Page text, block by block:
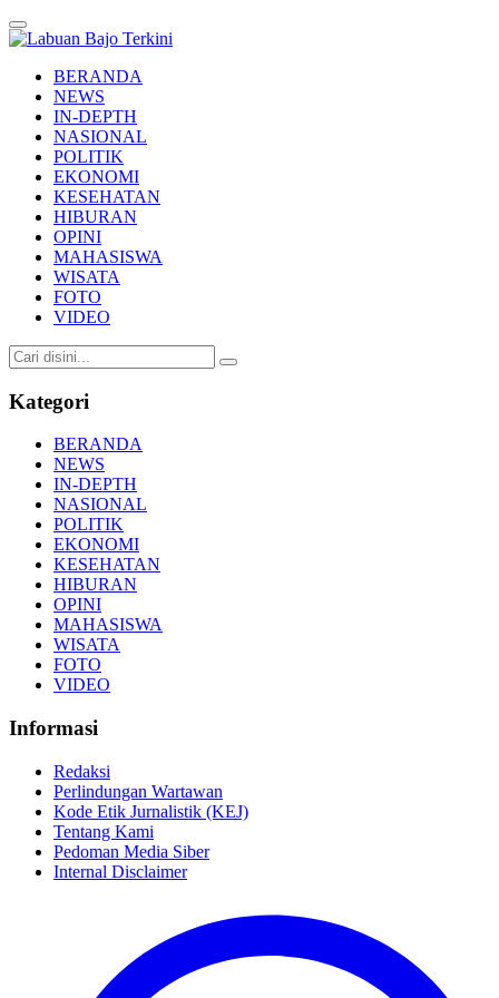
Labuan Bajo Terkini
Aktual & Berimbang
BERANDA
NEWS
IN-DEPTH
NASIONAL
POLITIK
EKONOMI
KESEHATAN
HIBURAN
OPINI
MAHASISWA
WISATA
FOTO
VIDEO
Kategori
BERANDA
NEWS
IN-DEPTH
NASIONAL
POLITIK
EKONOMI
KESEHATAN
HIBURAN
OPINI
MAHASISWA
WISATA
FOTO
VIDEO
Informasi
Redaksi
Perlindungan Wartawan
Kode Etik Jurnalistik (KEJ)
Tentang Kami
Pedoman Media Siber
Internal Disclaimer